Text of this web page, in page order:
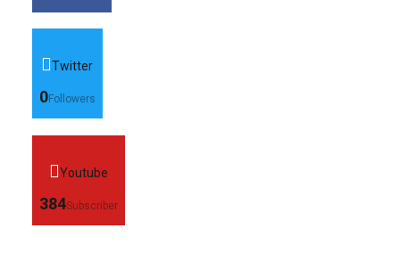
Twitter
0Followers
Youtube
384Subscriber